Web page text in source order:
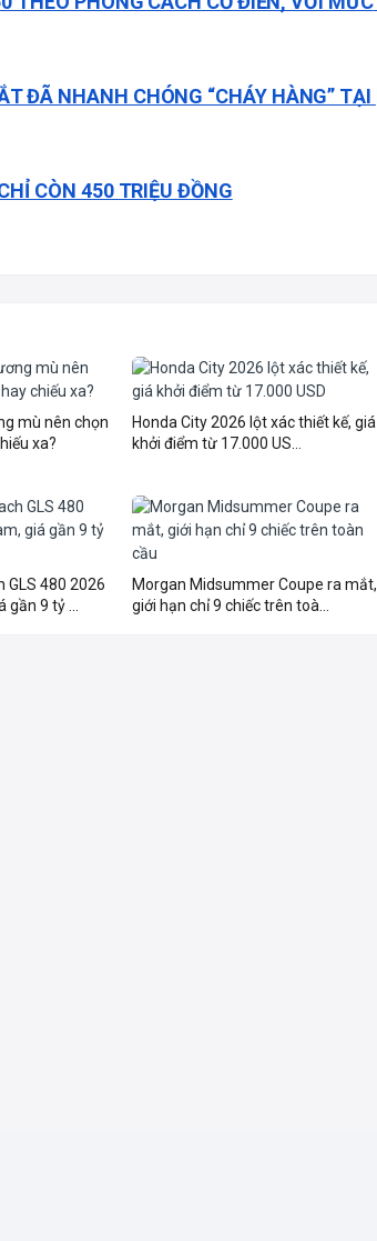
ĐÃ NHANH CHÓNG “CHÁY HÀNG” TẠI
CÒN 450 TRIỆU ĐỒNG
mù nên chọn
xa?
Honda City 2026 lột xác thiết kế, giá
khởi điểm từ 17.000 US...
GLS 480 2026
9 tỷ ...
Morgan Midsummer Coupe ra mắt,
giới hạn chỉ 9 chiếc trên toà...